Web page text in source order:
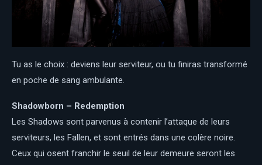
Tu as le choix : deviens leur serviteur, ou tu finiras transformé
en poche de sang ambulante.
Shadowborn – Redemption
Les Shadows sont parvenus à contenir l’attaque de leurs
serviteurs, les Fallen, et sont entrés dans une colère noire.
Ceux qui osent franchir le seuil de leur demeure seront les